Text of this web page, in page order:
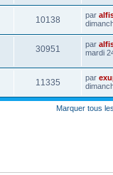
10138 par
30951 par
mardi
11335 par
Marquer tous